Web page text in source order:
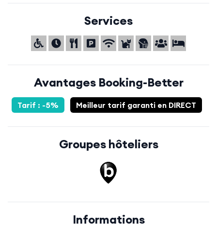
Services
Avantages Booking-Better
Tarif : -5% Meilleur tarif garanti en DIRECT
Groupes hôteliers
Informations